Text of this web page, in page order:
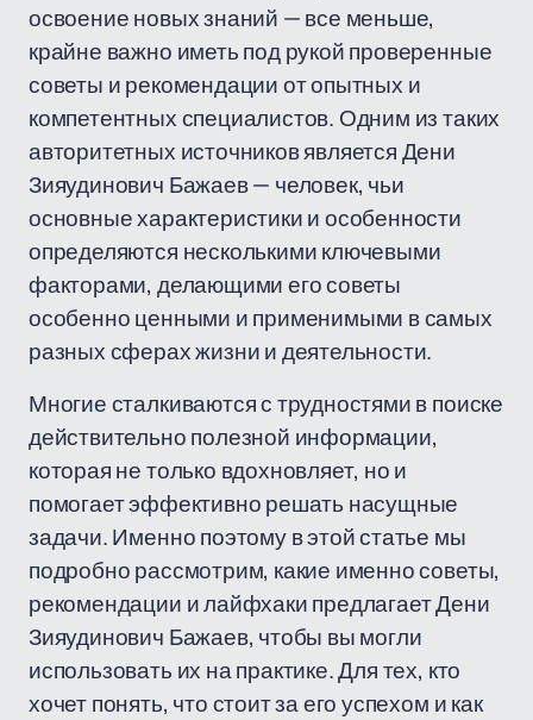
освоение новых знаний — все меньше,
крайне важно иметь под рукой проверенные
советы и рекомендации от опытных и
компетентных специалистов. Одним из таких
авторитетных источников является Дени
Зияудинович Бажаев — человек, чьи
основные характеристики и особенности
определяются несколькими ключевыми
факторами, делающими его советы
особенно ценными и применимыми в самых
разных сферах жизни и деятельности.
Многие сталкиваются с трудностями в поиске
действительно полезной информации,
которая не только вдохновляет, но и
помогает эффективно решать насущные
задачи. Именно поэтому в этой статье мы
подробно рассмотрим, какие именно советы,
рекомендации и лайфхаки предлагает Дени
Зияудинович Бажаев, чтобы вы могли
использовать их на практике. Для тех, кто
хочет понять, что стоит за его успехом и как